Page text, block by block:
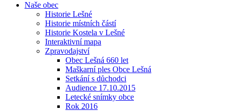
Naše obec
Historie Lešné
Historie místních částí
Historie Kostela v Lešné
Interaktivní mapa
Zpravodajství
Obec Lešná 660 let
Maškarní ples Obce Lešná
Setkání s důchodci
Audience 17.10.2015
Letecké snímky obce
Rok 2016